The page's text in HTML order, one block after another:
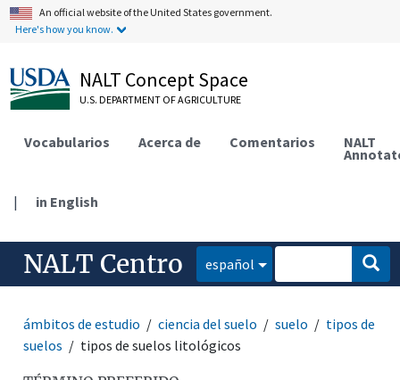
An official website of the United States government.
Here's how you know.
NALT Concept Space
U.S. DEPARTMENT OF AGRICULTURE
Vocabularios Acerca de Comentarios NALT
| in English
NALT Centro español
ámbitos de estudio ciencia del suelo suelo
tipos de
suelos
tipos de suelos litológicos